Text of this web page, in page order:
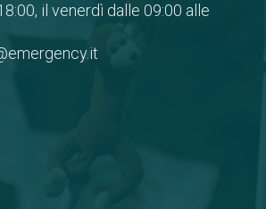
il venerdì dalle 09:00 alle